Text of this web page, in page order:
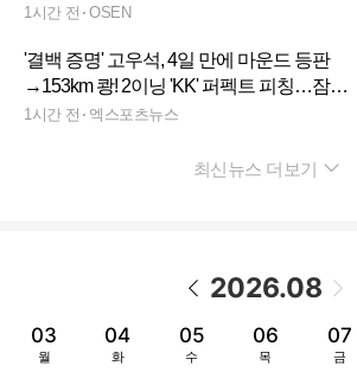
1시간 전 OSEN
'결백 증명' 고우석, 4일 만에 마운드 등판
→153km 쾅! 2이닝 'KK' 퍼펙트 피칭…잠시
사라졌던 'ML 컴백의 꿈' 살아난다
1시간 전 엑스포츠뉴스
최신뉴스 더보기
2026.08
03
월
04
화
05
수
06
목
07
금